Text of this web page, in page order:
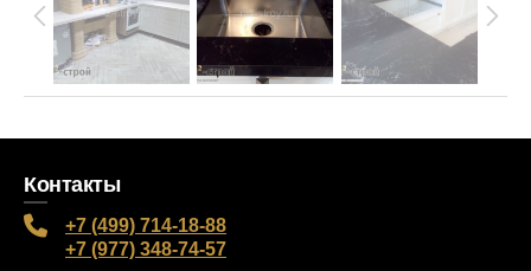
Контакты
+7 (499) 714-18-88
+7 (977) 348-74-57